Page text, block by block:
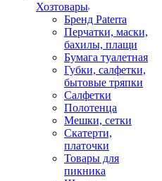
Хозтовары
Бренд Paterra
Перчатки, маски,
бахилы, плащи
Бумага туалетная
Губки, салфетки,
бытовые тряпки
Салфетки
Полотенца
Мешки, сетки
Скатерти,
платочки
Товары для
пикника